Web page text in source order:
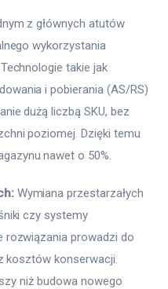
z głównych atutów
wykorzystania
takie jak
i pobierania (AS/RS)
dużą liczbą SKU, bez
poziomej. Dzięki temu
nawet o 50%.
Wymiana przestarzałych
czy systemy
rozwiązania prowadzi do
kosztów konserwacji.
niż budowa nowego